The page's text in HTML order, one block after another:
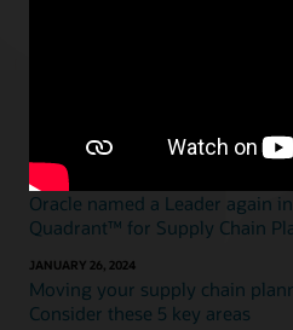
Blogs destacados
APRIL 26, 2024
Oracle named a Leader again
Quadrant™ for Supply Chain
JANUARY 26, 2024
Moving your supply chain
Consider these 5 key areas